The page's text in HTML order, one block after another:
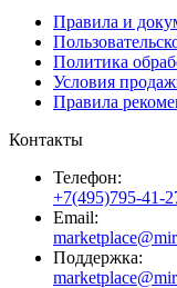
Правила и
Политика
Условия
Правила
Контакты
Телефон:
+7(495)795-41-
Email:
Поддержка: